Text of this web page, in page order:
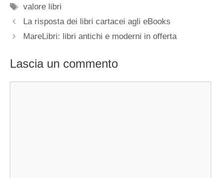
Tag
valore libri
La risposta dei libri cartacei agli eBooks
MareLibri: libri antichi e moderni in offerta
Lascia un commento